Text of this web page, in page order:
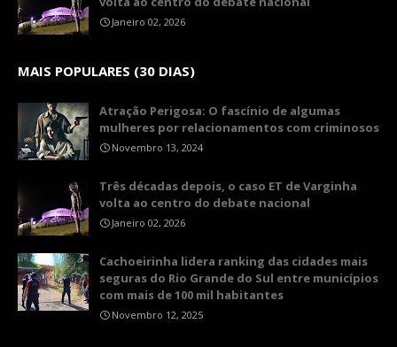
Janeiro 02, 2026
MAIS POPULARES (30 DIAS)
Atração Perigosa: O fascínio de algumas
mulheres por relacionamentos com criminosos
Novembro 13, 2024
Três décadas depois, o caso ET de Varginha
volta ao centro do debate nacional
Janeiro 02, 2026
Cachoeirinha lidera ranking das cidades mais
seguras do Rio Grande do Sul entre municípios
com mais de 100 mil habitantes
Novembro 12, 2025